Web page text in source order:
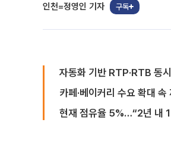
인천=정영인 기자 구독
자동화 기반 RTP·RTB 동
카페·베이커리 수요 확대 속
현재 점유율 5%…“2년 내